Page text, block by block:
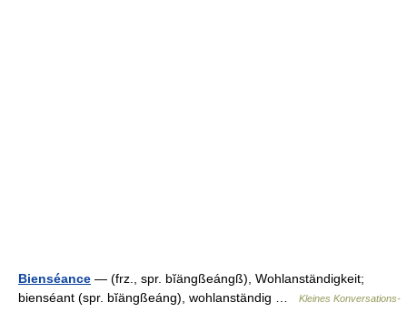
Bienséance — (frz., spr. bĭängßeángß), Wohlanständigkeit;
bienséant (spr. bĭängßeáng), wohlanständig …
Kleines Konversations-